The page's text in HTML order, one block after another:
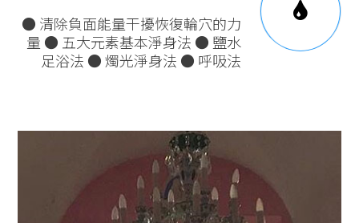
● 清除負面能量干擾恢復輪穴的力
量 ● 五大元素基本淨身法 ● 鹽水
足浴法 ● 燭光淨身法 ● 呼吸法